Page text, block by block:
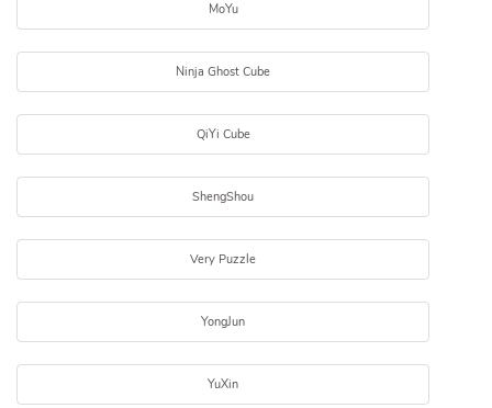
MoYu
Ninja Ghost Cube
QiYi Cube
ShengShou
Very Puzzle
YongJun
YuXin